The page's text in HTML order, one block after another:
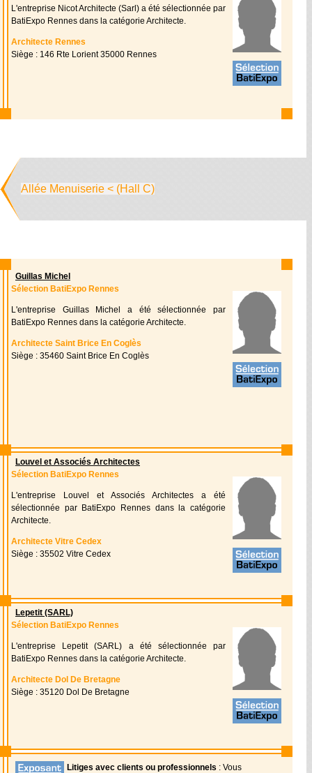
L'entreprise Nicot Architecte (Sarl) a été sélectionnée par
BatiExpo Rennes dans la catégorie Architecte.
Architecte Rennes
Siège : 146 Rte Lorient 35000 Rennes
Allée Menuiserie < (Hall C)
Guillas Michel
Sélection BatiExpo Rennes
L'entreprise Guillas Michel a été sélectionnée par
BatiExpo Rennes dans la catégorie Architecte.
Architecte Saint Brice En Coglès
Siège : 35460 Saint Brice En Coglès
Louvel et Associés Architectes
Sélection BatiExpo Rennes
L'entreprise Louvel et Associés Architectes a été
sélectionnée par BatiExpo Rennes dans la catégorie
Architecte.
Architecte Vitre Cedex
Siège : 35502 Vitre Cedex
Lepetit (SARL)
Sélection BatiExpo Rennes
L'entreprise Lepetit (SARL) a été sélectionnée par
BatiExpo Rennes dans la catégorie Architecte.
Architecte Dol De Bretagne
Siège : 35120 Dol De Bretagne
Litiges avec clients ou professionnels : Vous